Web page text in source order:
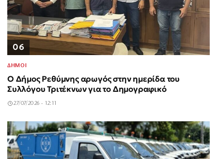
06
ΔΗΜΟΙ
Ο Δήμος Ρεθύμνης αρωγός στην ημερίδα του
Συλλόγου Τριτέκνων για το Δημογραφικό
27/07/2026 - 12:11